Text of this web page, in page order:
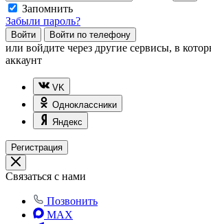
Запомнить
Забыли пароль?
Войти Войти по телефону
или войдите через другие сервисы, в
аккаунт
VK
Одноклассники
Яндекс
Регистрация
Связаться с нами
Позвонить
MAX